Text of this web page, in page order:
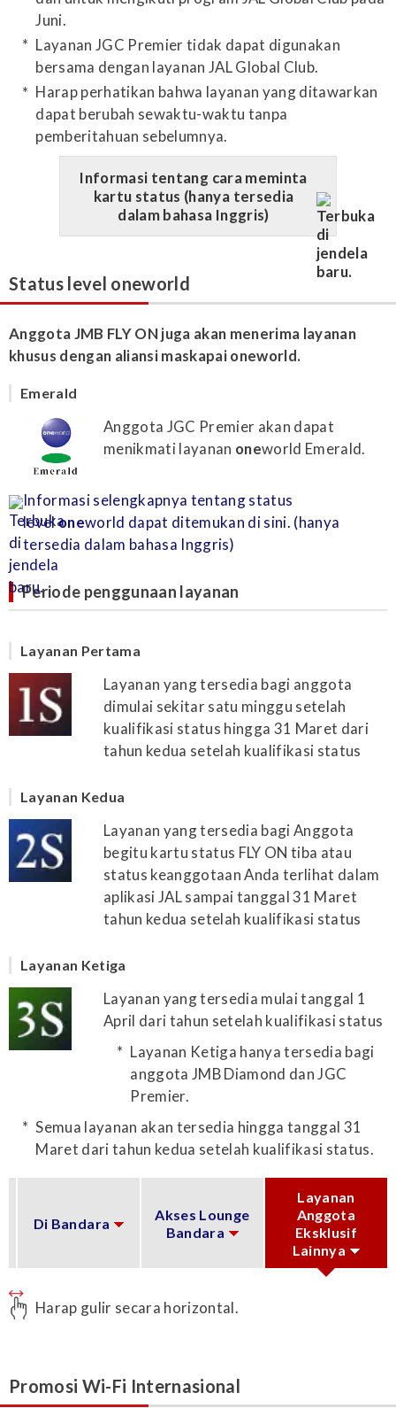
Juni.
Layanan JGC Premier tidak dapat digunakan
bersama dengan layanan JAL Global Club.
Harap perhatikan bahwa layanan yang ditawarkan
dapat berubah sewaktu-waktu tanpa
pemberitahuan sebelumnya.
Informasi tentang cara meminta
kartu status (hanya tersedia
dalam bahasa Inggris)
Status level oneworld
Anggota JMB FLY ON juga akan menerima layanan
khusus dengan aliansi maskapai oneworld.
Emerald
Anggota JGC Premier akan dapat
menikmati layanan oneworld Emerald.
Informasi selengkapnya tentang status
leveloneworld dapat ditemukan di sini. (hanya
tersedia dalam bahasa Inggris)
Periode penggunaan layanan
Layanan Pertama
Layanan yang tersedia bagi anggota
dimulai sekitar satu minggu setelah
kualifikasi status hingga 31 Maret dari
tahun kedua setelah kualifikasi status
Layanan Kedua
Layanan yang tersedia bagi Anggota
begitu kartu status FLY ON tiba atau
status keanggotaan Anda terlihat dalam
aplikasi JAL sampai tanggal 31 Maret
tahun kedua setelah kualifikasi status
Layanan Ketiga
Layanan yang tersedia mulai tanggal 1
April dari tahun setelah kualifikasi status
Layanan Ketiga hanya tersedia bagi
anggota JMB Diamond dan JGC
Premier.
Semua layanan akan tersedia hingga tanggal 31
Maret dari tahun kedua setelah kualifikasi status.
Di Bandara
Akses Lounge
Bandara
Layanan
Anggota
Eksklusif
Lainnya
Harap gulir secara horizontal.
Promosi Wi-Fi Internasional